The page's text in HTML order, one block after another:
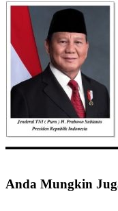
Anda Mungkin